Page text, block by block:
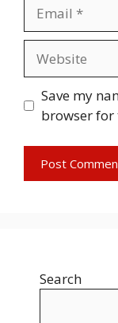
Save my
browser for
Search